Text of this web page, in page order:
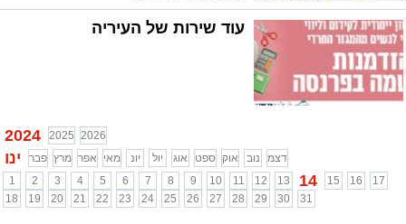
עוד שירות של העיריה
2024 2025 2026
ינו פבר מרץ אפר מאי יונ יול אוג ספט אוק נוב
דצמ
1
2 3 4 5 6 7 8 9 10 11 12 13 14 15 16
17
18
19 20 21 22 23 24 25 26 27 28 29 30 31